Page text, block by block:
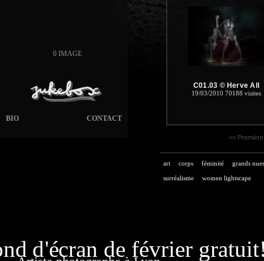
0 IMAGE
CONTACT
BIO
C01.03 © Herve All
19/03/2010 70188 visites
<<
art corps féminité grands nues
surréalisme women lightscape
d'écran de février